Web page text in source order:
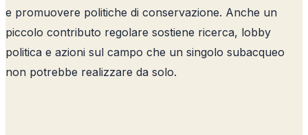
e promuovere politiche di conservazione. Anche un
piccolo contributo regolare sostiene ricerca, lobby
politica e azioni sul campo che un singolo subacqueo
non potrebbe realizzare da solo.